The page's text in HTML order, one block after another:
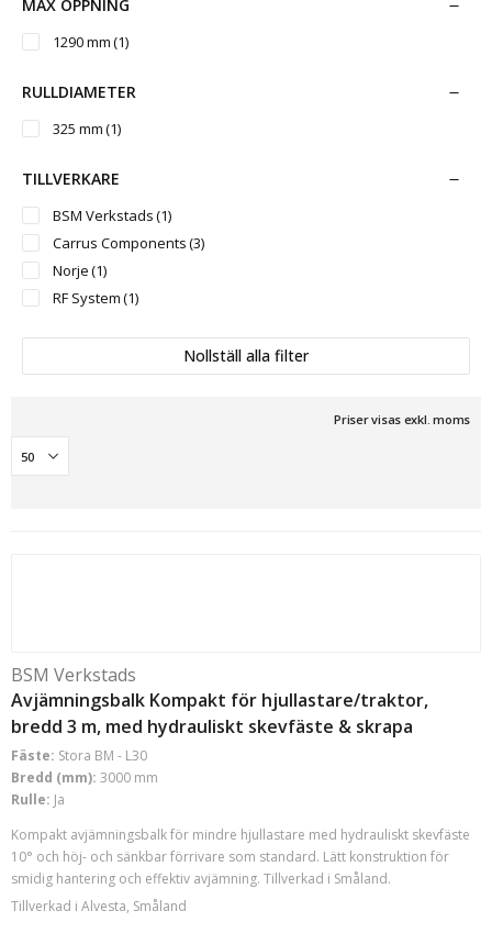
MAX ÖPPNING
1290 mm(1)
RULLDIAMETER
325 mm(1)
TILLVERKARE
BSM Verkstads(1)
Carrus Components(3)
Norje(1)
RF System(1)
Nollställ alla filter
Priser visas exkl. moms
BSM Verkstads
Avjämningsbalk Kompakt för hjullastare/traktor,
bredd 3 m, med hydrauliskt skevfäste & skrapa
Fäste: Stora BM - L30
Bredd (mm): 3000 mm
Rulle: Ja
Kompakt avjämningsbalk för mindre hjullastare med hydrauliskt skevfäste
10° och höj- och sänkbar förrivare som standard. Lätt konstruktion för
smidig hantering och effektiv avjämning. Tillverkad i Småland.
Tillverkad i Alvesta, Småland